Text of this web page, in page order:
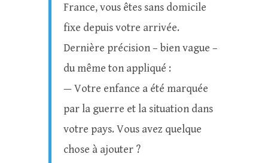
France, vous êtes sans domicile
fixe depuis votre arrivée.
Dernière précision – bien vague –
du même ton appliqué :
— Votre enfance a été marquée
par la guerre et la situation dans
votre pays. Vous avez quelque
chose à ajouter ?